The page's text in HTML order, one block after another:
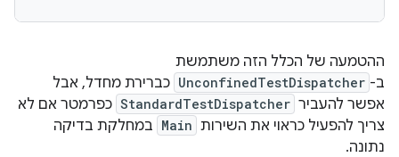
ההטמעה של הכלל הזה משתמשת
ב- UnconfinedTestDispatcher כברירת מחדל, אבל
אפשר להעביר StandardTestDispatcher כפרמטר אם לא
צריך להפעיל כראוי את השירות Main במחלקת בדיקה
נתונה.